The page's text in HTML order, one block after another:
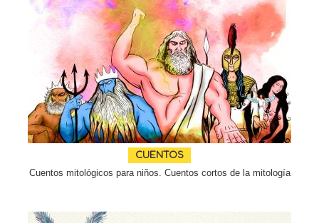
CUENTOS
Cuentos mitológicos para niños. Cuentos cortos de la mitología